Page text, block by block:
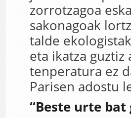
zorrotzagoa
sakonagoak
talde
eta ikatza
tenperatura ez
Parisen adostu
“Beste urte